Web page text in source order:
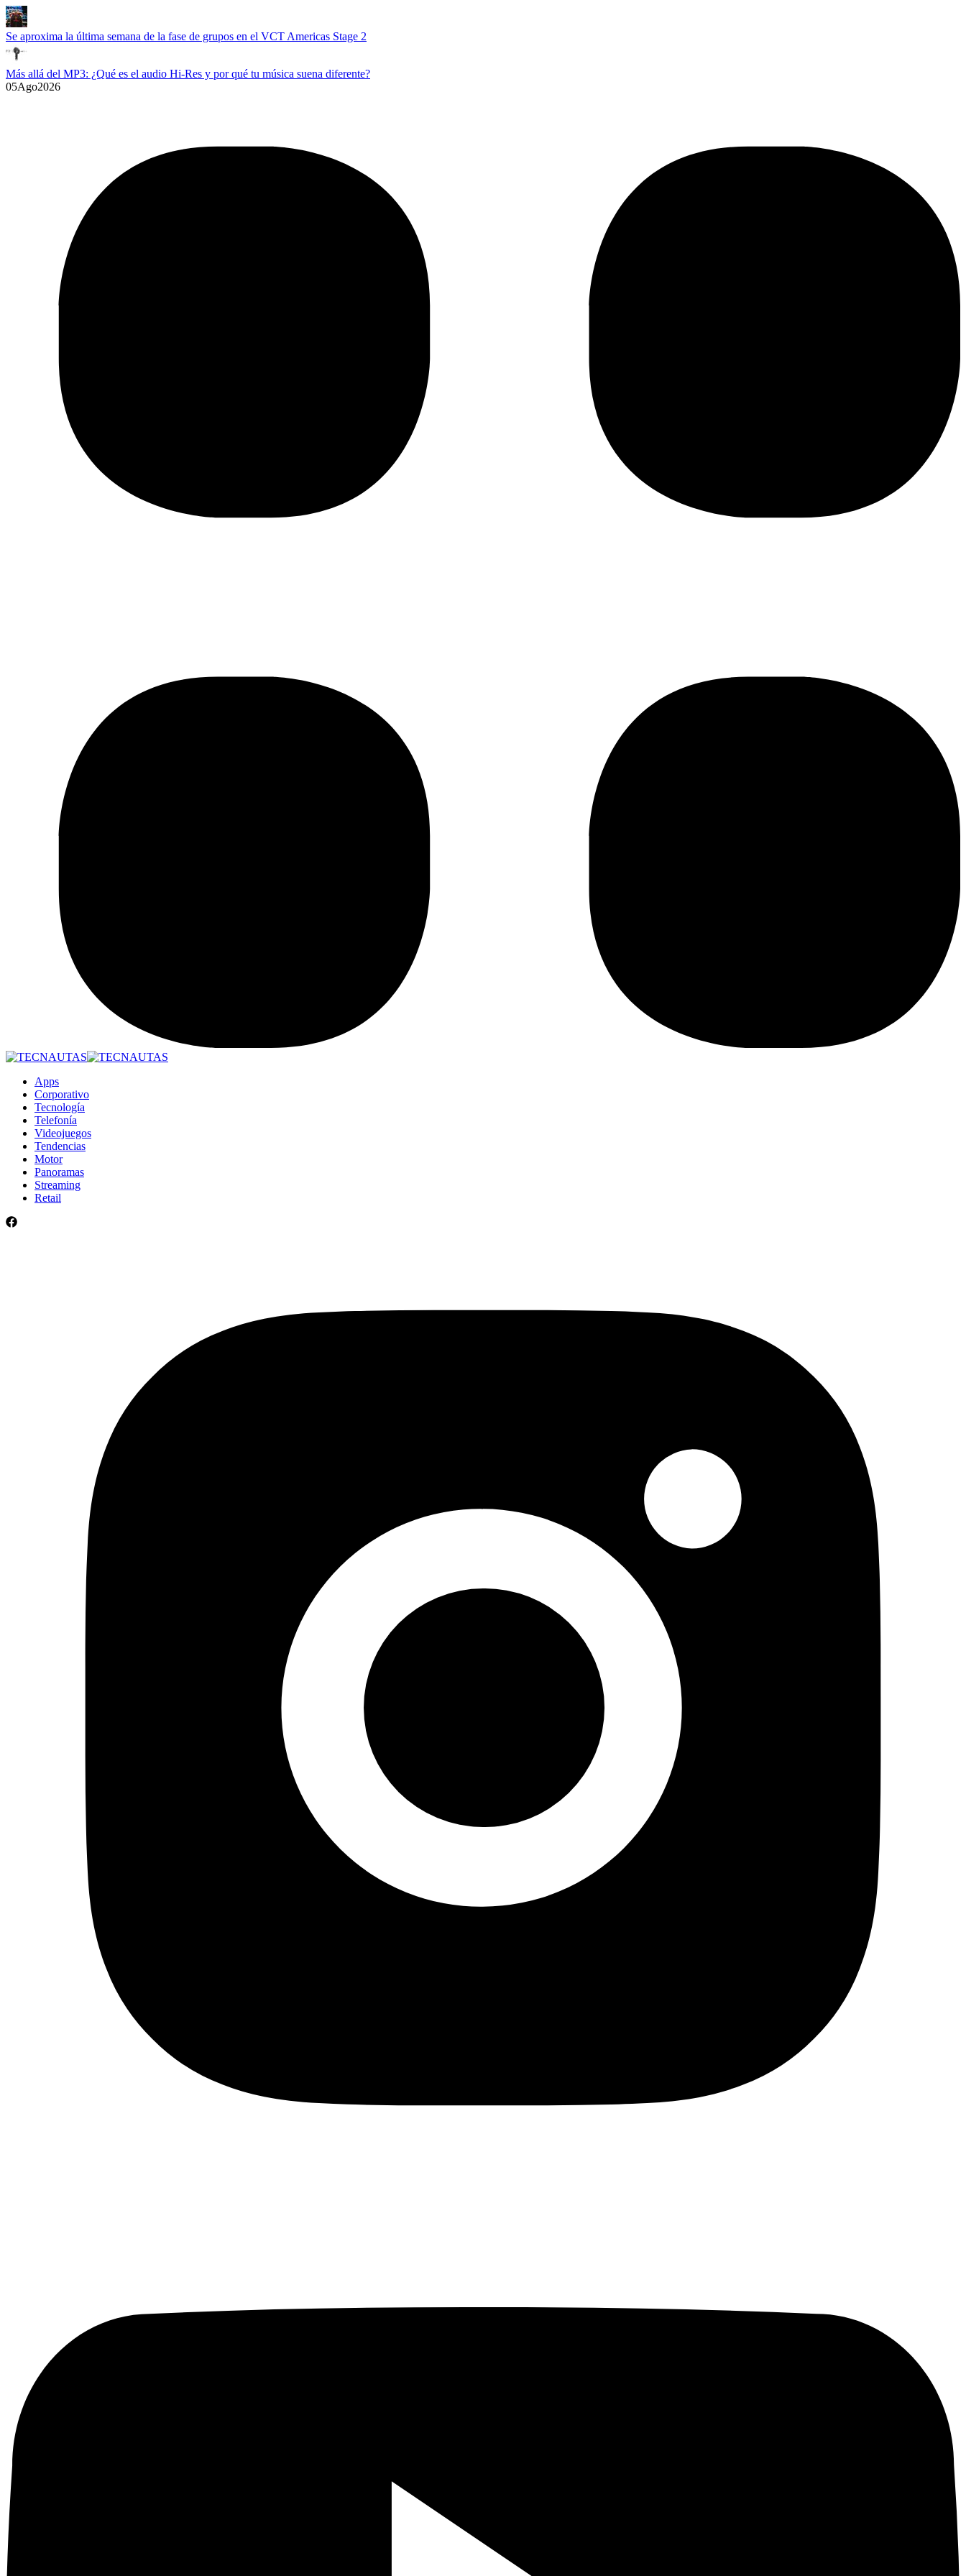
Se aproxima la última semana de la fase de grupos en el VCT Americas Stage 2
Más allá del MP3: ¿Qué es el audio Hi-Res y por qué tu música suena diferente?
05Ago2026
Apps
Corporativo
Tecnología
Telefonía
Videojuegos
Tendencias
Motor
Panoramas
Streaming
Retail